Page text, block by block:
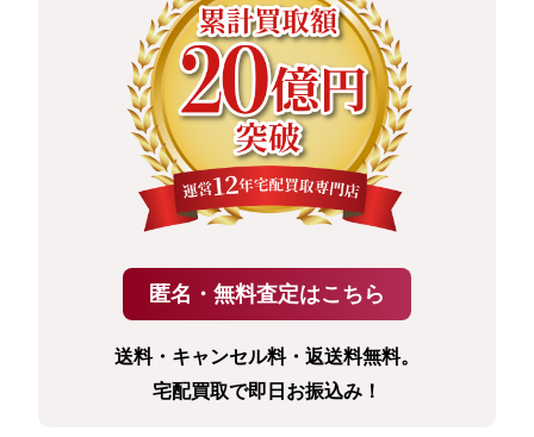
送料・キャンセル料・返送料無料。
宅配買取で即日お振込み！